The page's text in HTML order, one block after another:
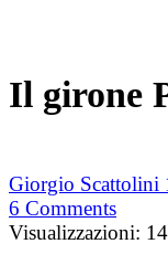
Il girone
Giorgio Scattolini
6 Comments
Visualizzazioni: